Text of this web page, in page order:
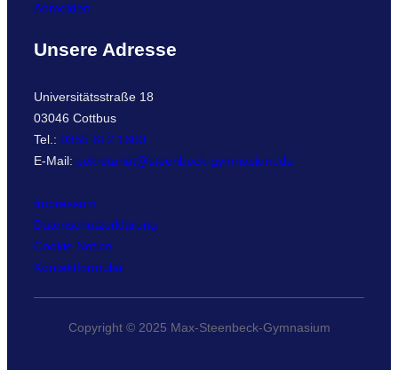
Anmelden
Unsere Adresse
Universitätsstraße 18
03046 Cottbus
Tel.: 0355 612 1600
E-Mail: sekretariat@steenbeck-gymnasium.de
Impressum
Datenschutzerklärung
Cookie Notice
Kontaktformular
Copyright © 2025 Max-Steenbeck-Gymnasium